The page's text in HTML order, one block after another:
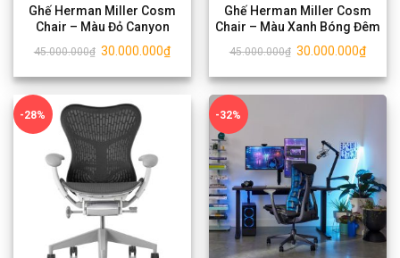
Ghế Herman Miller Cosm
Chair – Màu Đỏ Canyon
45.000.000₫ 30.000.000₫
Ghế Herman Miller Cosm
Chair – Màu Xanh Bóng Đêm
45.000.000₫ 30.000.000₫
-28% -32%